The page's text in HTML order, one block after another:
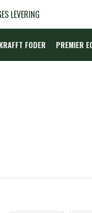
LEVERING
KRAFFT FODER PREMIER